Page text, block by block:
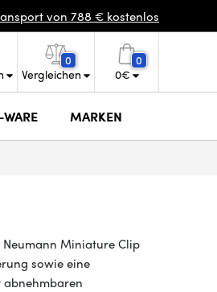
von 788 € kostenlos
0
Vergleichen
0
0€
MARKEN
Neumann Miniature Clip
sowie eine